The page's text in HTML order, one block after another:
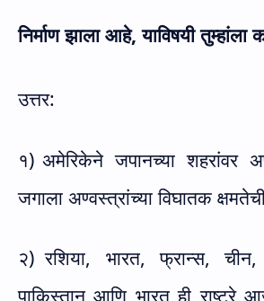
निर्माण झाला आहे,याविषयी तुम्हांला
उत्तर:
१) अमेरिकेने जपानच्या शहरांवर
जगाला अण्वस्त्रांच्या विघातक
२) रशिया, भारत, फ्रान्स,
पाकिस्तान आणि भारत ही